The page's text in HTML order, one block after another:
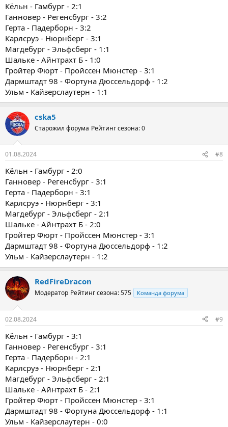
Кёльн - Гамбург - 2:1
Ганновер - Регенсбург - 3:2
Герта - Падерборн - 3:2
Карлсруэ - Нюрнберг - 3:1
Магдебург - Эльфсберг - 1:1
Шальке - Айнтрахт Б - 1:0
Гройтер Фюрт - Пройссен Мюнстер - 3:1
Дармштадт 98 - Фортуна Дюссельдорф - 1:2
Ульм - Кайзерслаутерн - 1:1
cska5
Старожил форума Рейтинг сезона: 0
01.08.2024 #8
Кёльн - Гамбург - 2:0
Ганновер - Регенсбург - 3:1
Герта - Падерборн - 3:1
Карлсруэ - Нюрнберг - 3:1
Магдебург - Эльфсберг - 2:1
Шальке - Айнтрахт Б - 2:0
Гройтер Фюрт - Пройссен Мюнстер - 3:1
Дармштадт 98 - Фортуна Дюссельдорф - 1:2
Ульм - Кайзерслаутерн - 1:2
RedFireDracon
Модератор Рейтинг сезона: 575 Команда форума
02.08.2024 #9
Кёльн - Гамбург - 3:1
Ганновер - Регенсбург - 3:1
Герта - Падерборн - 2:1
Карлсруэ - Нюрнберг - 2:1
Магдебург - Эльфсберг - 2:1
Шальке - Айнтрахт Б - 2:1
Гройтер Фюрт - Пройссен Мюнстер - 3:1
Дармштадт 98 - Фортуна Дюссельдорф - 1:1
Ульм - Кайзерслаутерн - 0:0